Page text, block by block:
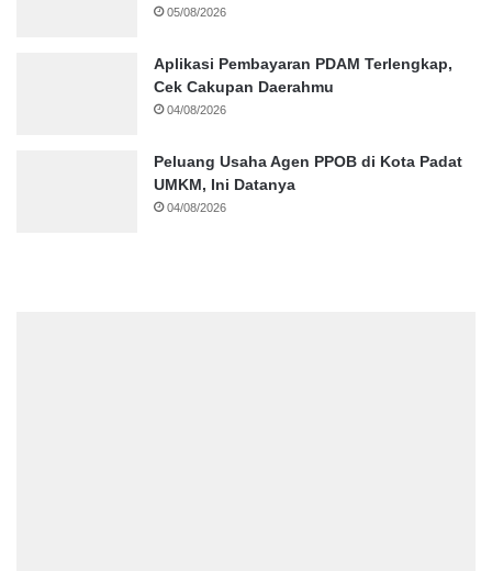
05/08/2026
Aplikasi Pembayaran PDAM Terlengkap,
Cek Cakupan Daerahmu
04/08/2026
Peluang Usaha Agen PPOB di Kota Padat
UMKM, Ini Datanya
04/08/2026